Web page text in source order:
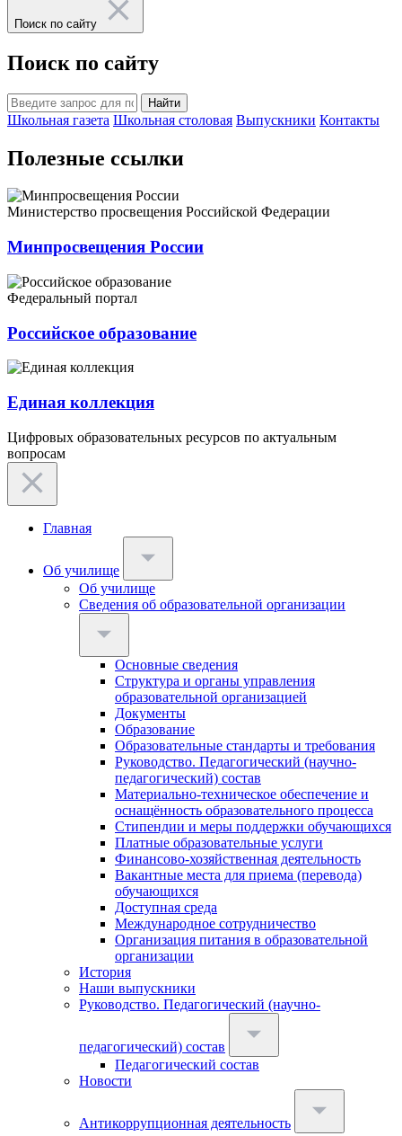
Поиск по сайту
Поиск по сайту
Найти
Школьная газета Школьная столовая Выпускники Контакты
Полезные ссылки
Министерство просвещения Российской Федерации
Минпросвещения России
Федеральный портал
Российское образование
Единая коллекция
Цифровых образовательных ресурсов по актуальным
вопросам
Главная
Об училище
Об училище
Сведения об образовательной организации
Основные сведения
Структура и органы управления
образовательной организацией
Документы
Образование
Образовательные стандарты и требования
Руководство. Педагогический (научно-
педагогический) состав
Материально-техническое обеспечение и
оснащённость образовательного процесса
Стипендии и меры поддержки обучающихся
Платные образовательные услуги
Финансово-хозяйственная деятельность
Вакантные места для приема (перевода)
обучающихся
Доступная среда
Международное сотрудничество
Организация питания в образовательной
организации
История
Наши выпускники
Руководство. Педагогический (научно-
педагогический) состав
Педагогический состав
Новости
Антикоррупционная деятельность